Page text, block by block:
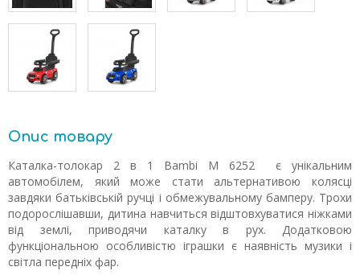
Опис товару
Каталка-толокар 2 в 1 Bambi M 6252 є унікальним
автомобілем, який може стати альтернативою колясці
завдяки батьківській ручці і обмежувальному бамперу. Трохи
подорослішавши, дитина навчиться відштовхуватися ніжками
від землі, приводячи каталку в рух. Додатковою
функціональною особливістю іграшки є наявність музики і
світла передніх фар.